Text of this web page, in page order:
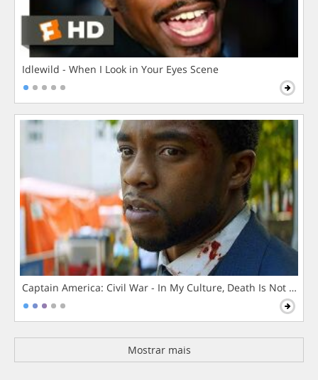
Idlewild - When I Look in Your Eyes Scene
Captain America: Civil War - In My Culture, Death Is Not The
Mostrar mais